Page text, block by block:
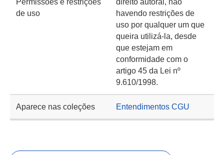
Permissões e restrições
de uso
direito autoral, não
havendo restrições de
uso por qualquer um que
queira utilizá-la, desde
que estejam em
conformidade com o
artigo 45 da Lei nº
9.610/1998.
Aparece nas coleções Entendimentos CGU